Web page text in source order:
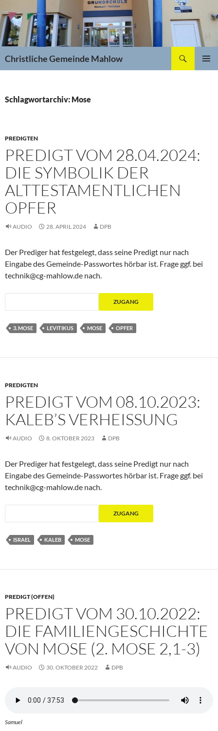
Inhalt
springen
Christliche Gemeinde Mahlow
Schlagwortarchiv: Mose
PREDIGTEN
PREDIGT VOM 28.04.2024:
DIE SYMBOLIK DER
ALTTESTAMENTLICHEN
OPFER
AUDIO 28. APRIL 2024 DPB
Der Prediger hat festgelegt, dass seine Predigt nur nach
Eingabe des Gemeinde-Passwortes hörbar ist. Frage ggf. bei
technik@cg-mahlow.de nach.
3. MOSE LEVITIKUS MOSE OPFER
PREDIGTEN
PREDIGT VOM 08.10.2023:
KALEB’S VERHEISSUNG
AUDIO 8. OKTOBER 2023 DPB
Der Prediger hat festgelegt, dass seine Predigt nur nach
Eingabe des Gemeinde-Passwortes hörbar ist. Frage ggf. bei
technik@cg-mahlow.de nach.
ISRAEL KALEB MOSE
PREDIGT (OFFEN)
PREDIGT VOM 30.10.2022:
DIE FAMILIENGESCHICHTE
VON MOSE (2. MOSE 2,1-3)
AUDIO 30. OKTOBER 2022 DPB
Samuel